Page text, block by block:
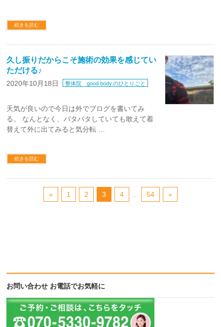
続きを読む
久し振りだからこそ施術の効果を感じてい
ただける♪
2020年10月18日 整体院 good body.のひとりごと
天気が良いので今日は外でブログを書いてみ
る。 なんとなく、バタバタしていても敢えて着
替えて外に出てみると気分転 …
続きを読む
« 1 2 3 4 54 »
お問い合わせ お電話でお気軽に